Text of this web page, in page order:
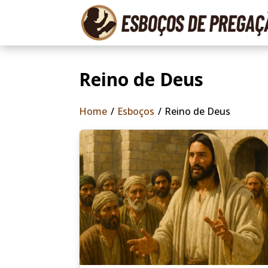
Reino de Deus
Home / Esboços / Reino de Deus